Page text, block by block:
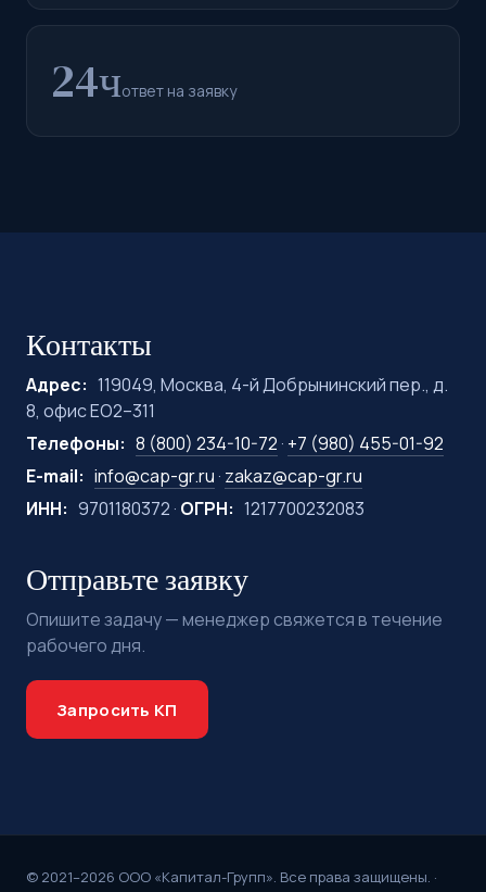
24чответ на заявку
Контакты
Адрес: 119049, Москва, 4-й Добрынинский пер., д.
8, офис ЕО2–311
Телефоны: 8 (800) 234-10-72 · +7 (980) 455-01-92
E-mail: info@cap-gr.ru · zakaz@cap-gr.ru
ИНН: 9701180372 · ОГРН: 1217700232083
Отправьте заявку
Опишите задачу — менеджер свяжется в течение
рабочего дня.
Запросить КП
© 2021–2026 ООО «Капитал-Групп». Все права защищены. ·